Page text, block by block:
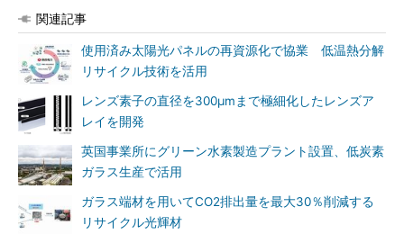
関連記事
使用済み太陽光パネルの再資源化で協業 低温熱分解
リサイクル技術を活用
レンズ素子の直径を300μmまで極細化したレンズア
レイを開発
英国事業所にグリーン水素製造プラント設置、低炭素
ガラス生産で活用
ガラス端材を用いてCO2排出量を最大30％削減する
リサイクル光輝材